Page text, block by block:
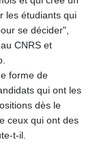
les étudiants qui
se décider",
CNRS et
forme de
qui ont les
dès le
ceux qui ont des
t-il.